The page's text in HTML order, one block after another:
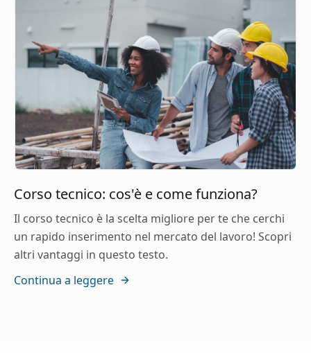
Corso tecnico: cos'è e come funziona?
Il corso tecnico è la scelta migliore per te che cerchi
un rapido inserimento nel mercato del lavoro! Scopri
altri vantaggi in questo testo.
Continua a leggere